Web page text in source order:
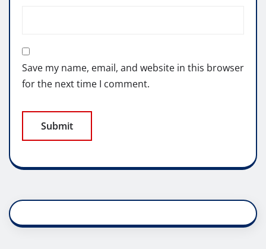
Save my name, email, and website in this browser
for the next time I comment.